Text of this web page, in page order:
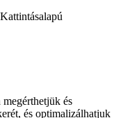
és
és optimalizálhatjuk